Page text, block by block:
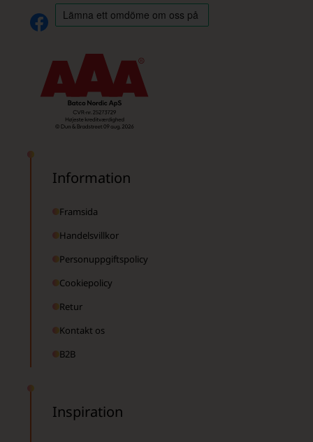
Information
Framsida
Handelsvillkor
Personuppgiftspolicy
Cookiepolicy
Retur
Kontakt os
B2B
Inspiration